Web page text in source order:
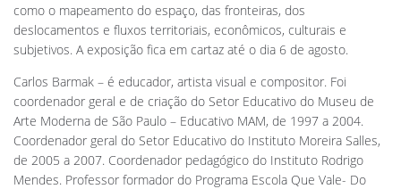
como o mapeamento do espaço, das fronteiras, dos
deslocamentos e fluxos territoriais, econômicos, culturais e
subjetivos. A exposição fica em cartaz até o dia 6 de agosto.
Carlos Barmak – é educador, artista visual e compositor. Foi
coordenador geral e de criação do Setor Educativo do Museu de
Arte Moderna de São Paulo – Educativo MAM, de 1997 a 2004.
Coordenador geral do Setor Educativo do Instituto Moreira Salles,
de 2005 a 2007. Coordenador pedagógico do Instituto Rodrigo
Mendes. Professor formador do Programa Escola Que Vale- Do